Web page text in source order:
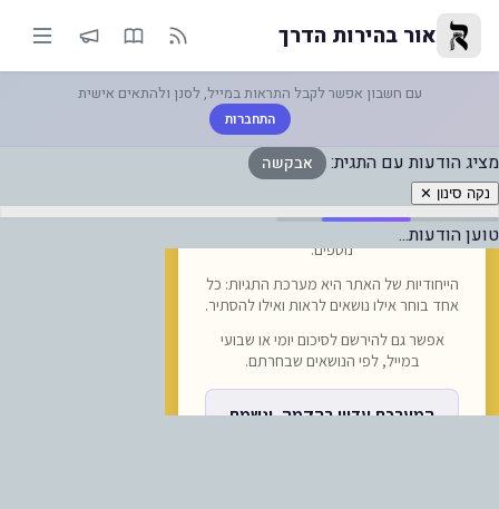
אבקשה — אור בהירות הדרך
אור בהירות הדרך
עם חשבון אפשר לקבל התראות במייל, לסנן ולהתאים אישית
התחברות
מציג הודעות עם התגית: אבקשה
נקה סינון ✕
טוען הודעות...